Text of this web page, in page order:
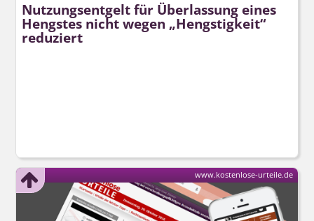
Nutzungsentgelt für Überlassung eines
Hengstes nicht wegen „Hengstigkeit“
reduziert
www.kostenlose-urteile.de